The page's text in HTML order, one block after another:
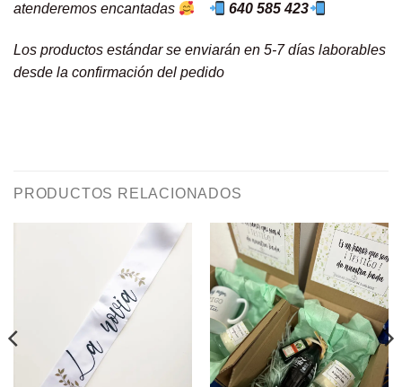
atenderemos encantadas
640 585 423
Los productos estándar se enviarán en 5-7 días laborables
desde la confirmación del pedido
PRODUCTOS RELACIONADOS